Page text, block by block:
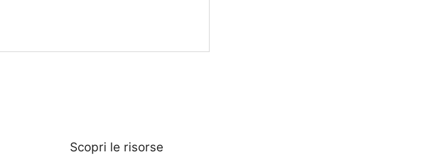
Scopri le risorse